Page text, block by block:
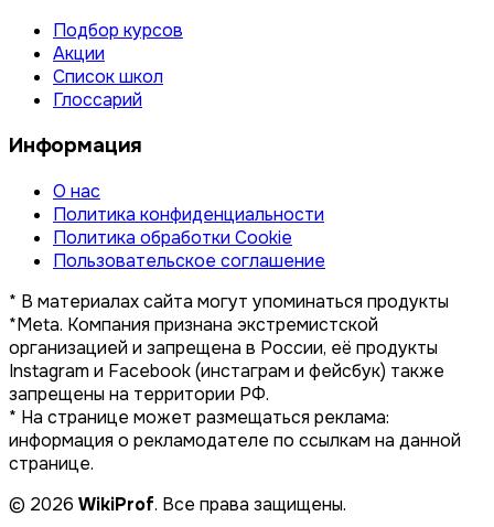
Подбор курсов
Акции
Список школ
Глоссарий
Информация
О нас
Политика конфиденциальности
Политика обработки Cookie
Пользовательское соглашение
* В материалах сайта могут упоминаться продукты
*Meta. Компания признана экстремистской
организацией и запрещена в России, её продукты
Instagram и Facebook (инстаграм и фейсбук) также
запрещены на территории РФ.
* На странице может размещаться реклама:
информация о рекламодателе по ссылкам на данной
странице.
© 2026 WikiProf. Все права защищены.